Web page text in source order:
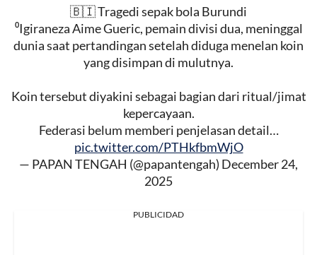
🇧🇮 Tragedi sepak bola Burundi
⁰Igiraneza Aime Gueric, pemain divisi dua, meninggal
dunia saat pertandingan setelah diduga menelan koin
yang disimpan di mulutnya.
Koin tersebut diyakini sebagai bagian dari ritual/jimat
kepercayaan.
Federasi belum memberi penjelasan detail…
pic.twitter.com/PTHkfbmWjO
— PAPAN TENGAH (@papantengah) December 24,
2025
PUBLICIDAD